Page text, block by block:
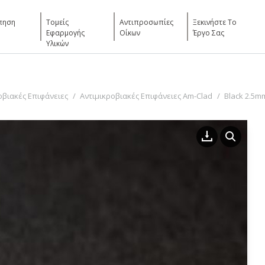
Τομείς
Εφαρμογής
Υλικών
Αντιπροσωπίες
Οίκων
Ξεκινήστε Το
Έργο Σας
Επιφάνειες Αντιμικροβιακές Επιφάνειες Am-Clad Black